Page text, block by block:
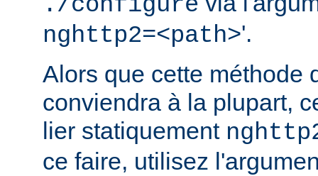
nghttp2=<path>'.
Alors que cette méthode
conviendra à la plupart,
lier statiquement
ce faire, utilisez